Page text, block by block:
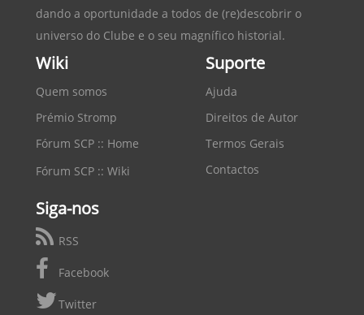
dando a oportunidade a todos de (re)descobrir o
universo do Clube e o seu magnífico historial.
Wiki
Quem somos
Prémio Stromp
Fórum SCP :: Home
Fórum SCP :: Wiki
Suporte
Ajuda
Direitos de Autor
Termos Gerais
Contactos
Siga-nos
RSS
Facebook
Twitter